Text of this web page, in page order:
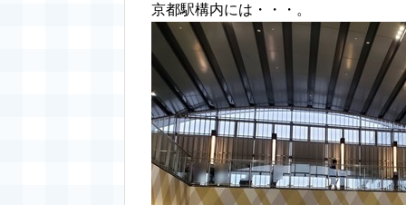
京都駅構内には・・・。